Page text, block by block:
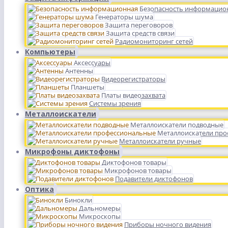
Безопасность
Генераторы шума
Защита переговоров
Защита средств связи
Радиомониторинг сетей
Компьютеры
Аксессуары
Антенны
Видеорегистраторы
Планшеты
Платы видеозахвата
Системы зрения
Металлоискатели
Металлоискатели подводные
Металлоискатели
Металлоискатели ручные
Микрофоны диктофоны
Диктофонов товары
Микрофонов товары
Подавители диктофонов
Оптика
Бинокли
Дальномеры
Микроскопы
Приборы ночного видения